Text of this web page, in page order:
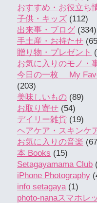
おすすめ・お役立ち
子供・キッズ (112)
出来事・ブログ (334)
手土産・お持たせ
贈り物・プレゼント
お気に入りのモノ・
今日の一枚 My
(203)
美味しいもの (89)
お取り寄せ (54)
デイリー雑貨 (19)
ヘアケア・スキンケ
お気に入りの音楽
本 Books (15)
Setagayamama Club
iPhone Photography
info setagaya(1)
photo-nanaスマホレ